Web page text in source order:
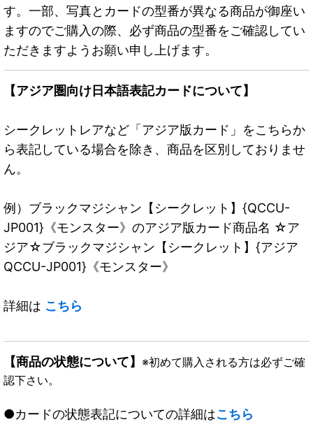
す。一部、写真とカードの型番が異なる商品が御座い
ますのでご購入の際、必ず商品の型番をご確認してい
ただきますようお願い申し上げます。
【アジア圏向け日本語表記カードについて】
シークレットレアなど「アジア版カード」をこちらか
ら表記している場合を除き、商品を区別しておりませ
ん。
例）ブラックマジシャン【シークレット】{QCCU-
JP001}《モンスター》のアジア版カード商品名 ☆ア
ジア☆ブラックマジシャン【シークレット】{アジア
QCCU-JP001}《モンスター》
詳細は こちら
【商品の状態について】 ※初めて購入される方は必ずご確
認下さい。
●カードの状態表記についての詳細はこちら